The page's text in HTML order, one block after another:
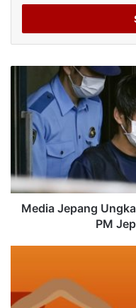
Email
Media Jepang
PM